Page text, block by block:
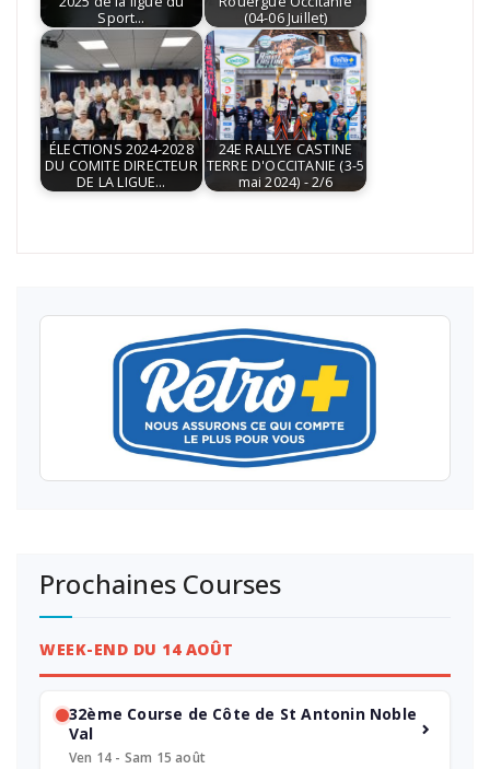
Sport…
(04-06 Juillet)
ÉLECTIONS 2024-2028
DU COMITE DIRECTEUR
DE LA LIGUE…
24E RALLYE CASTINE
TERRE D'OCCITANIE (3-5
mai 2024) - 2/6
Prochaines Courses
WEEK-END DU 14 AOÛT
32ème Course de Côte de St Antonin Noble
Val
Ven 14 - Sam 15 août